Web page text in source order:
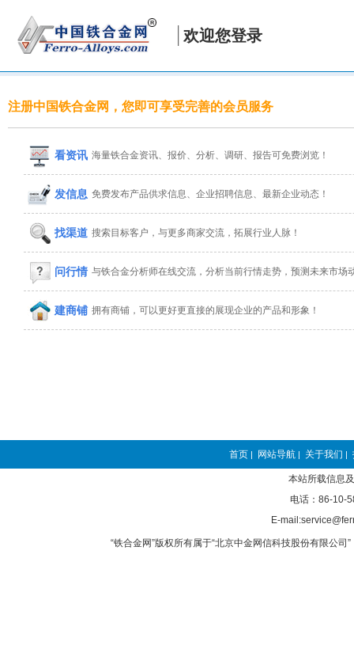
欢迎您登录
注册中国铁合金网，您即可享受完善的会员服务
看资讯 海量铁合金资讯、报价、分析、调研、报告可免费浏览！
发信息 免费发布产品供求信息、企业招聘信息、最新企业动态！
找渠道 搜索目标客户，与更多商家交流，拓展行业人脉！
问行情 与铁合金分析师在线交流，分析当前行情走势，预测未来市场
建商铺 拥有商铺，可以更好更直接的展现企业的产品和形象！
首页 | 网站导航 | 关于我们 |
本站所载信息
电话：86-10-
E-
“铁合金网”版权所有属于“北京中金网信科技股份有限公司